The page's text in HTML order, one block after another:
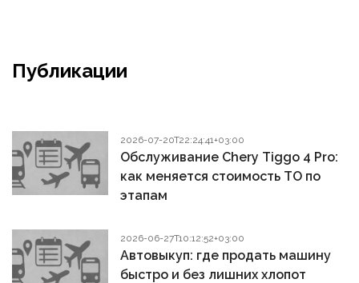
Публикации
2026-07-20T22:24:41+03:00
Обслуживание Chery Tiggo 4 Pro:
как меняется стоимость ТО по
этапам
2026-06-27T10:12:52+03:00
Автовыкуп: где продать машину
быстро и без лишних хлопот